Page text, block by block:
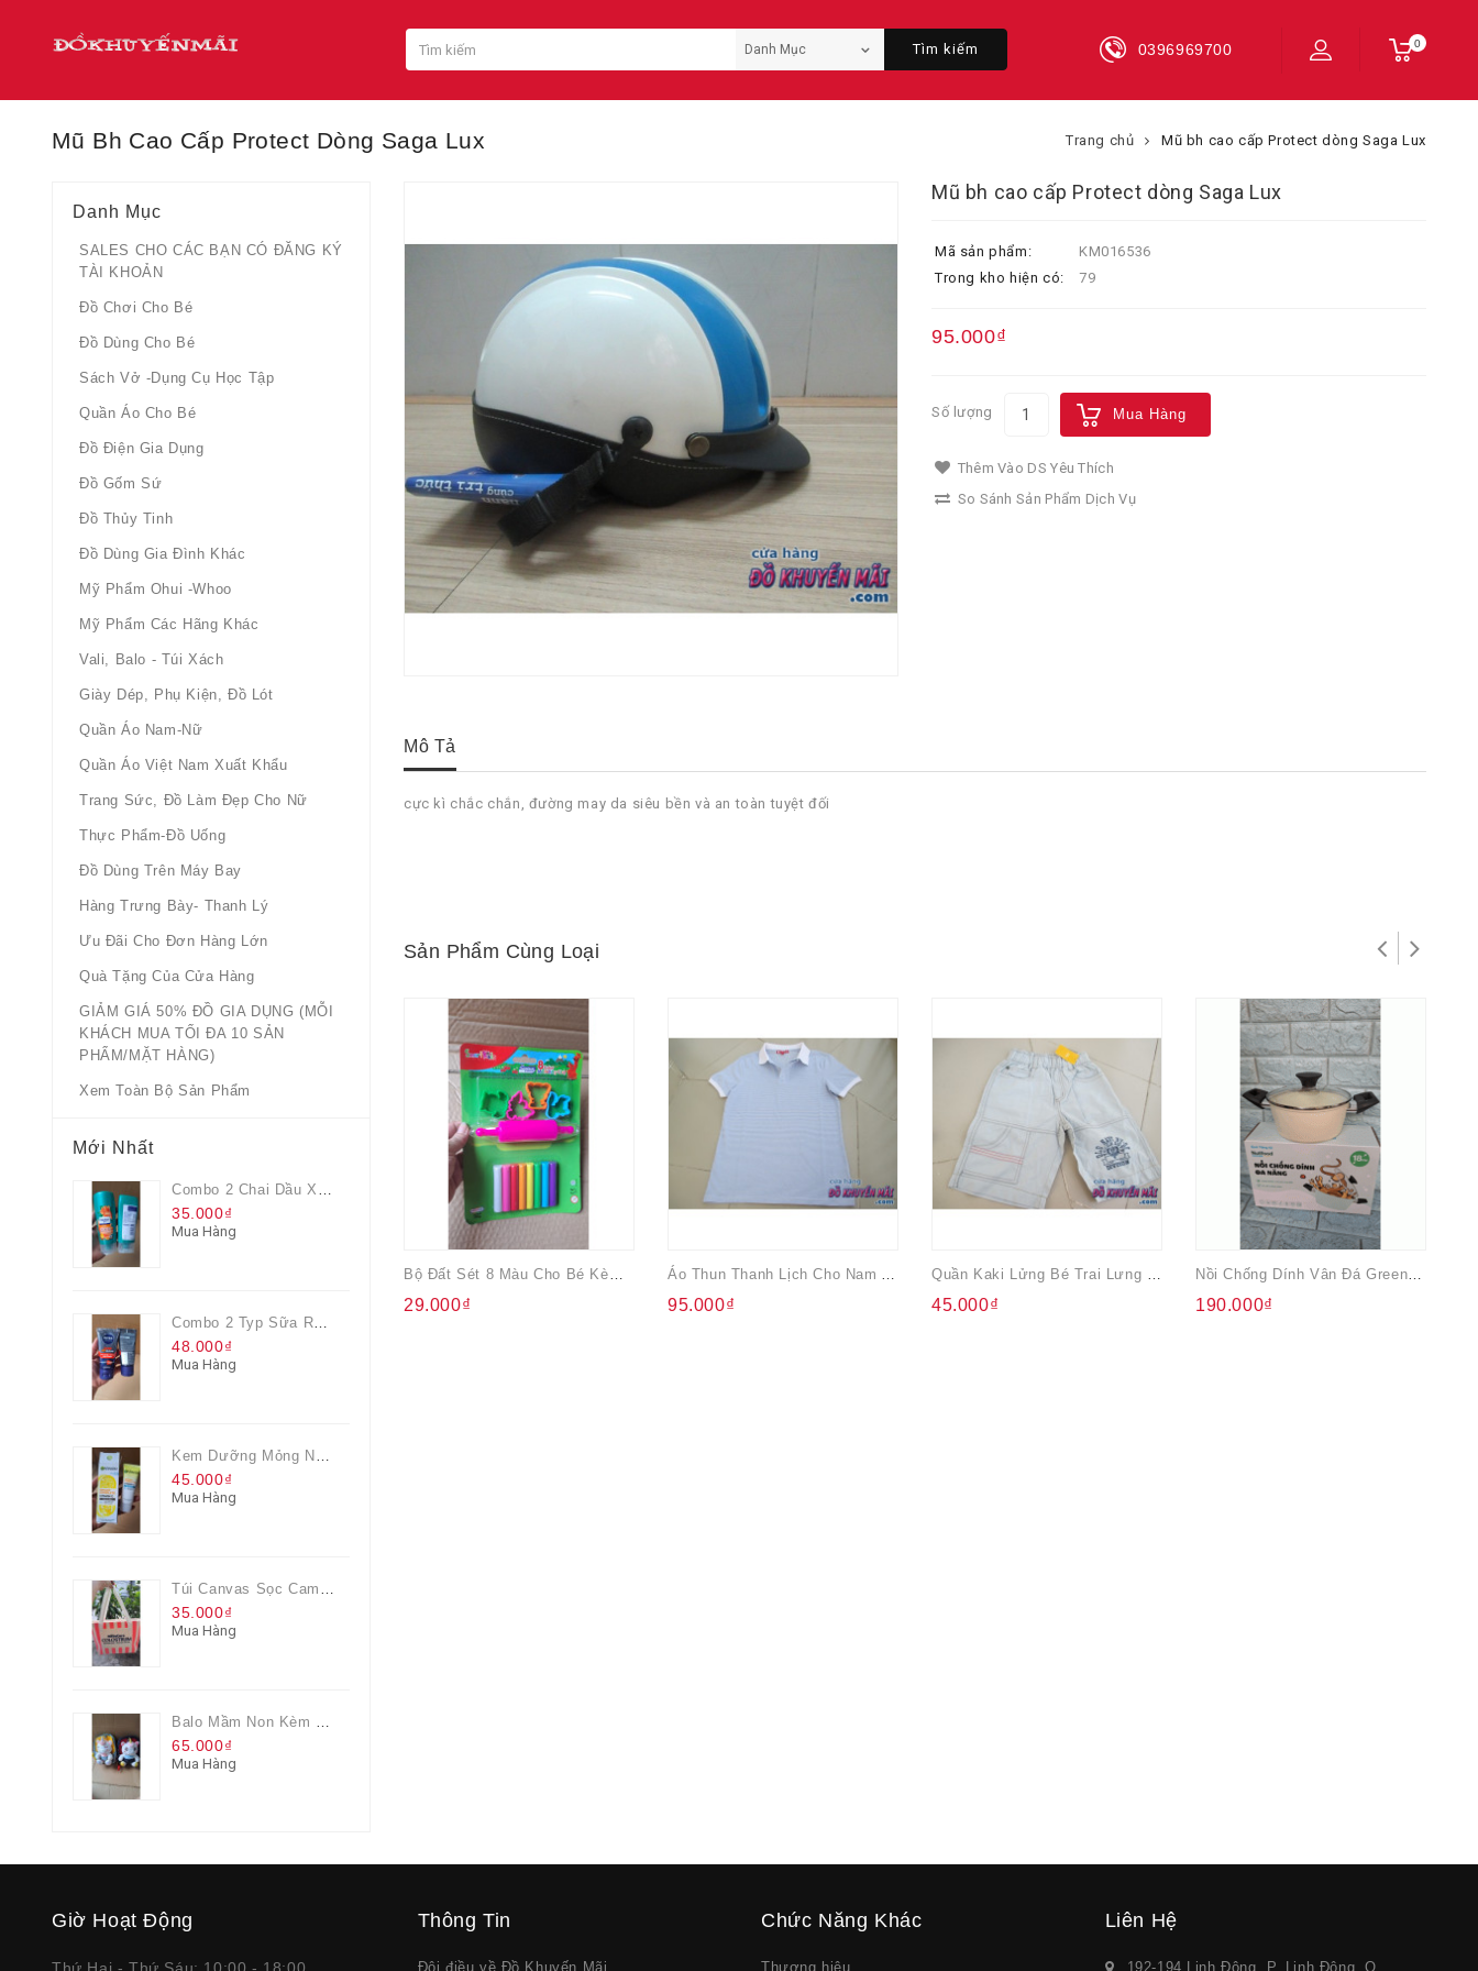
0
0396969700
Tìm kiếm
Mũ Bh Cao Cấp Protect Dòng Saga Lux Trang chủ Mũ bh cao cấp Protect dòng Saga Lux
Danh Mục
SALES CHO CÁC BẠN CÓ ĐĂNG KÝ
TÀI KHOẢN
Đồ Chơi Cho Bé
Đồ Dùng Cho Bé
Sách Vở -dụng Cụ Học Tập
Quần Áo Cho Bé
Đồ Điện Gia Dụng
Đồ Gốm Sứ
Đồ Thủy Tinh
Đồ Dùng Gia Đình Khác
Mỹ Phẩm Ohui -whoo
Mỹ Phẩm Các Hãng Khác
Vali, Balo - Túi Xách
Giày Dép, Phụ Kiện, Đồ Lót
Quần Áo Nam-Nữ
Quần Áo Việt Nam Xuất Khẩu
Trang Sức, Đồ Làm Đẹp Cho Nữ
Thực Phẩm-Đồ Uống
Đồ Dùng Trên Máy Bay
Hàng Trưng Bày- Thanh Lý
Ưu Đãi Cho Đơn Hàng Lớn
Quà Tặng Của Cửa Hàng
GIẢM GIÁ 50% ĐỒ GIA DỤNG (MỖI
KHÁCH MUA TỐI ĐA 10 SẢN
PHẨM/MẶT HÀNG)
Xem Toàn Bộ Sản Phẩm
Mới Nhất
Combo 2 Chai Dầu Xả Rejoice 3IN1 Siêu Mềm Mượt Chai 60ML
35.000₫
Mua Hàng
Combo 2 Typ Sữa Rửa Mặt Nivea Men Giúp Giảm Mụn, Giảm Hư Tổn Da
48.000₫
Mua Hàng
Kem Dưỡng Mỏng Nhẹ Cấp Ẩm & Sáng Da Vitamin C 20ml
45.000₫
Mua Hàng
Túi Canvas Sọc Cam Có Dây Kéo
35.000₫
Mua Hàng
Balo Mầm Non Kèm Thú Bông Cho Bé
65.000₫
Mua Hàng
Mũ bh cao cấp Protect dòng Saga Lux
Mã sản phẩm:
KM016536
Trong kho hiện có:
79
95.000₫
Số lượng Mua Hàng
Thêm Vào DS Yêu Thích
So Sánh Sản Phẩm Dịch Vụ
Mô Tả
cực kì chắc chắn, đường may da siêu bền và an toàn tuyệt đối
Sản Phẩm Cùng Loại
29.000₫ 95.000₫ 45.000₫ 190.000₫
Giờ Hoạt Động Thông Tin
Đôi điều về Đồ Khuyến Mãi
Chức Năng Khác
Thương hiệu
Liên Hệ
192-194 Linh Đông, P. Linh Đông, Q.